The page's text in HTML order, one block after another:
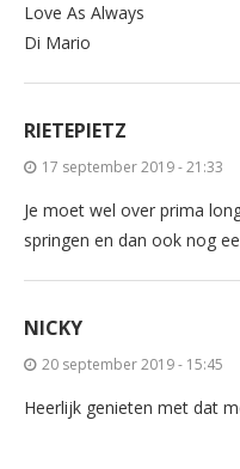
Love As Always
Di Mario
RIETEPIETZ
17 september 2019 - 21:33
Je moet wel over prima
springen en dan ook nog
NICKY
20 september 2019 - 15:45
Heerlijk genieten met dat